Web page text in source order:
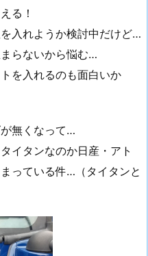
る！
入れようか検討中だけど…
らないから悩む…
を入れるのも面白いか
無くなって…
イタンなのか日産・アト
っている件…（タイタンと